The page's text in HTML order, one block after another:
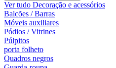
Ver tudo Decoração e acessórios
Balcões / Barras
Móveis auxiliares
Pódios / Vitrines
Púlpitos
porta folheto
Quadros negros